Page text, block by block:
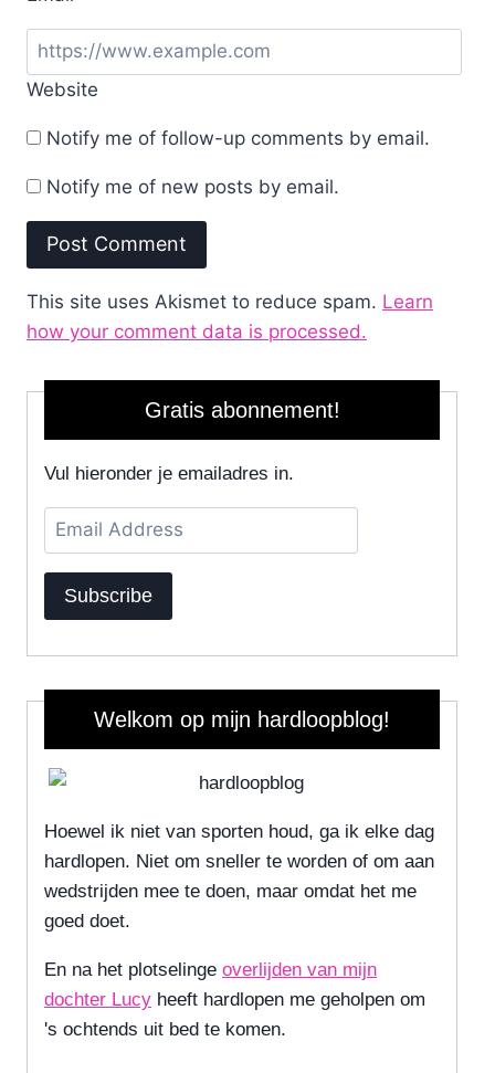
Website
Notify me of follow-up comments by email.
Notify me of new posts by email.
This site uses Akismet to reduce spam. Learn
how your comment data is processed.
Gratis abonnement!
Vul hieronder je emailadres in.
Email
Address
Subscribe
Welkom op mijn hardloopblog!
Hoewel ik niet van sporten houd, ga ik elke dag
hardlopen. Niet om sneller te worden of om aan
wedstrijden mee te doen, maar omdat het me
goed doet.
En na het plotselinge overlijden van mijn
dochter Lucy heeft hardlopen me geholpen om
's ochtends uit bed te komen.